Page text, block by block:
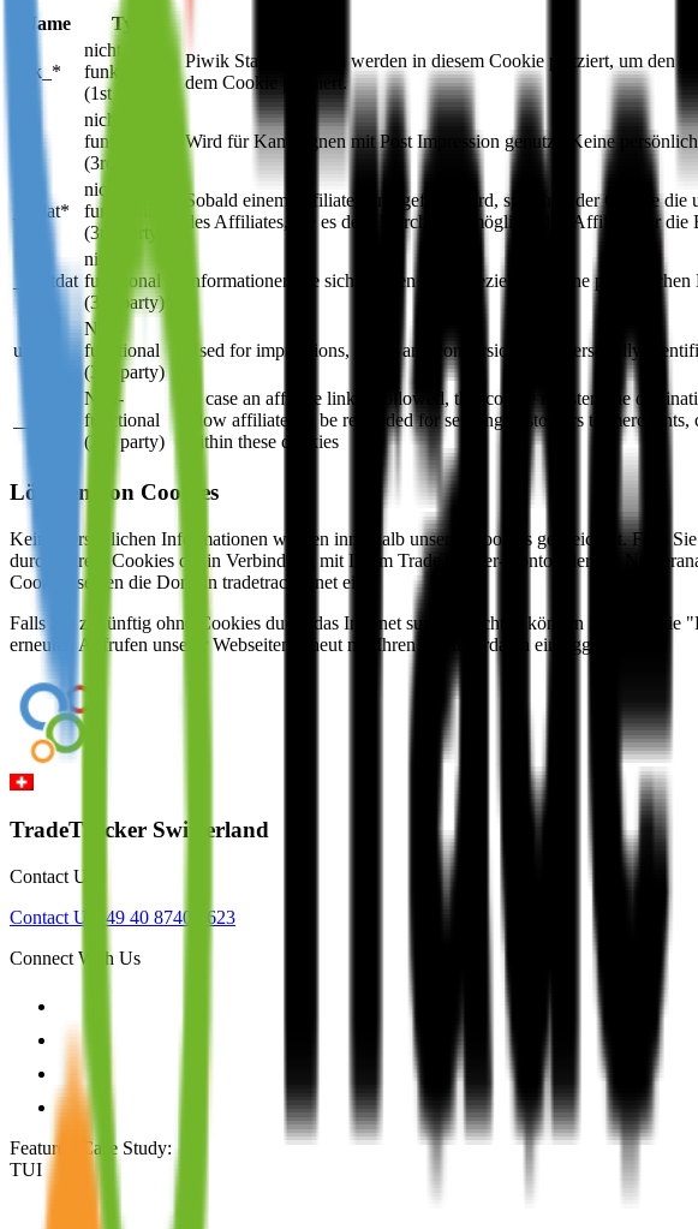
Name Type
_pk_*
nicht
funktional
(1st party)
Piwik Statistik-Daten werden in diesem Cookie platziert, um den
dem Cookie platziert.
nicht
funktional
(3rd party)
Wird für Kampagnen mit Post Impression genutzt. Keine
__tdat*
nicht
funktional
(3rd party)
Sobald einem Affiliate-Link gefolgt wird, speichert der Cookie die
des Affiliates, die es dem Merchant ermöglicht den Affiliate für
__bctdat
nicht
funktional
(3rd party)
Informationen die sich auf den Klick beziehen. Keine persönlichen
uf
Non-
functional
(3rd party)
Used for impressions, clicks and conversions. No personally
Non-
functional
(3rd party)
In case an affiliate link is followed, this cookie registers the
allow affiliates to be rewarded for sending customers to
within these cookies
Löschen von Cookies
Keine persönlichen Informationen werden innerhalb unserer Cookies gespeichert. Falls
durchführen. Cookies die in Verbindung mit Ihrem TradeTracker-Konto oder der
Cookies setzen die Domain tradetracker.net ein.
Falls Sie zukünftig ohne Cookies durch das Internet surfen möchten können Sie auch
erneuten Aufrufen unserer Webseiten erneut mit Ihren Benutzerdaten einloggen.
TradeTracker Switzerland
Contact Us
Contact Us
+49 40 8740 9623
Connect With Us
Featured Case Study:
TUI